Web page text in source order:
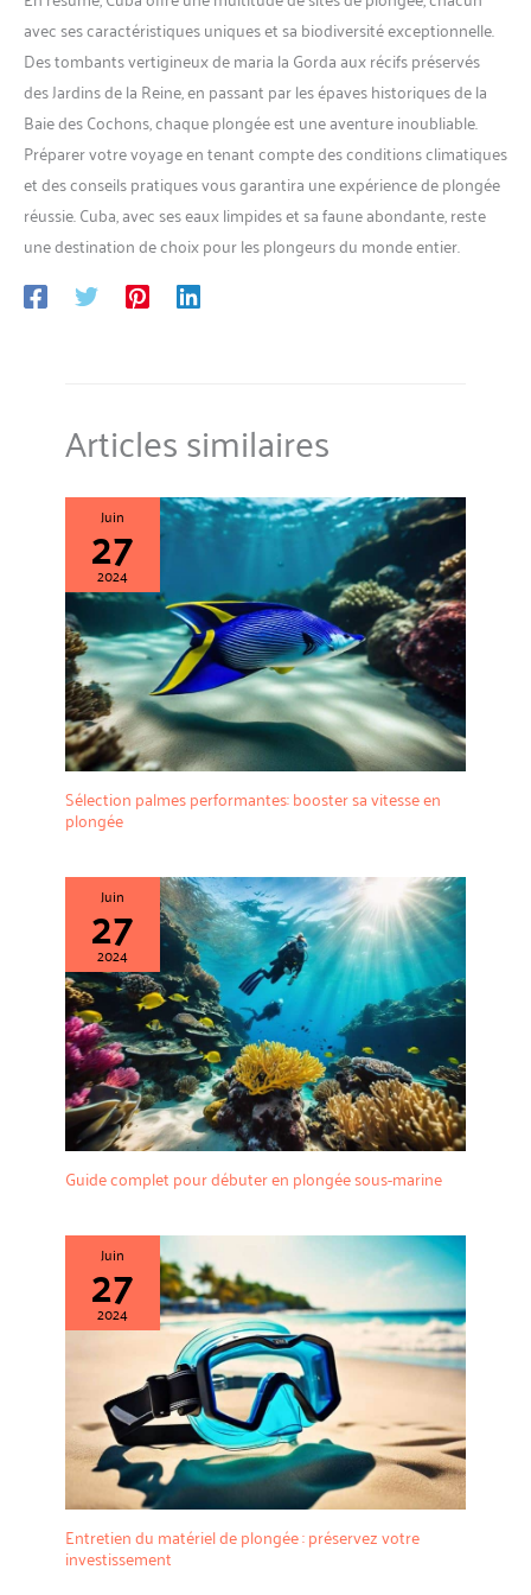
avec ses caractéristiques uniques et sa biodiversité exceptionnelle.
Des tombants vertigineux de maria la Gorda aux récifs préservés
des Jardins de la Reine, en passant par les épaves historiques de la
Baie des Cochons, chaque plongée est une aventure inoubliable.
Préparer votre voyage en tenant compte des conditions climatiques
et des conseils pratiques vous garantira une expérience de plongée
réussie. Cuba, avec ses eaux limpides et sa faune abondante, reste
une destination de choix pour les plongeurs du monde entier.
Articles similaires
Juin
27
2024
Sélection palmes performantes: booster sa vitesse en
plongée
Juin
27
2024
Guide complet pour débuter en plongée sous-marine
Juin
27
2024
Entretien du matériel de plongée : préservez votre
investissement